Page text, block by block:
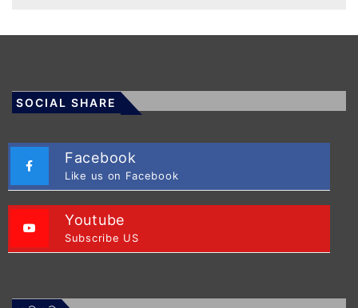
SOCIAL SHARE
Facebook
Like us on Facebook
Youtube
Subscribe US